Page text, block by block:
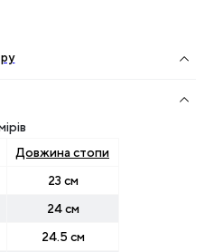
Довжина стопи
23 см
24 см
24.5 см